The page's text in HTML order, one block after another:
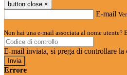
button close ×
E-mail
Non hai una e-mail associata al nome utente?
E-mail inviata, si prega di controllare la
Errore